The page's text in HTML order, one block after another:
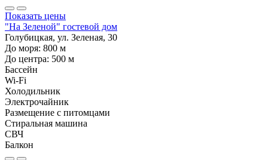
Показать цены
"На Зеленой" гостевой дом
Голубицкая, ул. Зеленая, 30
До моря: 800 м
До центра: 500 м
Бассейн
Wi-Fi
Холодильник
Электрочайник
Размещение с питомцами
Стиральная машина
СВЧ
Балкон